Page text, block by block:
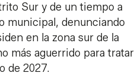
Sur y de un tiempo a
municipal, denunciando
en la zona sur de la
más aguerrido para tratar
de 2027.